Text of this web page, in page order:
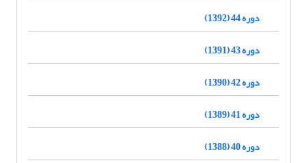
دوره 44 (1392)
دوره 43 (1391)
دوره 42 (1390)
دوره 41 (1389)
دوره 40 (1388)